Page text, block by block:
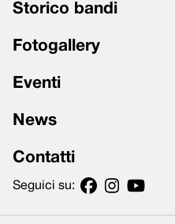
Storico bandi
Fotogallery
Eventi
News
Contatti
Seguici su: